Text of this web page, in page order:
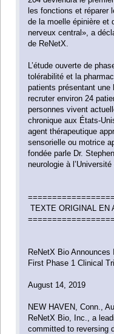
les fonctions et réparer
de la moelle épinière et
nerveux central», a
de ReNetX.
L’étude ouverte de
tolérabilité et la
patients présentant une
recruter environ 24
personnes vivent
chronique aux États-
agent thérapeutique
sensorielle ou motrice
fondée parle Dr.
neurologie à l’Université
TEXTE ORIGINAL EN
ReNetX Bio
First Phase 1 Clinical
August 14, 2019
NEW HAVEN, Conn.,
ReNetX Bio, Inc., a
committed to reversing